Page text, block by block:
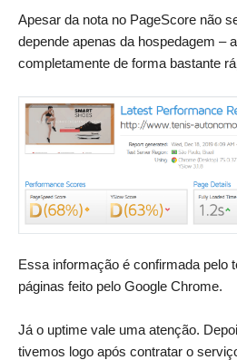
Apesar da nota no PageScore não
depende apenas da hospedagem –
completamente de forma bastante
Essa informação é confirmada pelo
páginas feito pelo Google Chrome.
Já o uptime vale uma atenção.
tivemos logo após contratar o